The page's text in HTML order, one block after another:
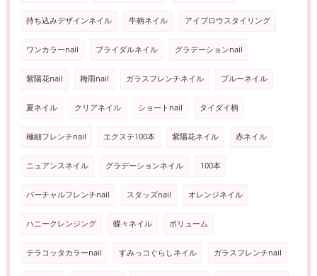
持ち込みデザインネイル 牛柄ネイル アイブロウスタイリング
ワンカラーnail ブライダルネイル グラデーションnail
紫陽花nail 梅雨nail ガラスフレンチネイル ブルーネイル
夏ネイル クリアネイル ショートnail タイダイ柄
極細フレンチnail エクステ100本 紫陽花ネイル 赤ネイル
ニュアンスネイル グラデーションネイル 100本
バーチャルフレンチnail スタッズnail オレンジネイル
ハニークレンジング 蝶々ネイル ボリューム
テラコッタカラーnail すみっコぐらしネイル ガラスフレンチnail